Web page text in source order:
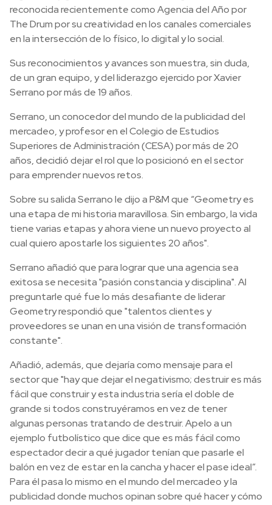
reconocida recientemente como Agencia del Año por
The Drum por su creatividad en los canales comerciales
en la intersección de lo físico, lo digital y lo social.
Sus reconocimientos y avances son muestra, sin duda,
de un gran equipo, y del liderazgo ejercido por Xavier
Serrano por más de 19 años.
Serrano, un conocedor del mundo de la publicidad del
mercadeo, y profesor en el Colegio de Estudios
Superiores de Administración (CESA) por más de 20
años, decidió dejar el rol que lo posicionó en el sector
para emprender nuevos retos.
Sobre su salida Serrano le dijo a P&M que “Geometry es
una etapa de mi historia maravillosa. Sin embargo, la vida
tiene varias etapas y ahora viene un nuevo proyecto al
cual quiero apostarle los siguientes 20 años".
Serrano añadió que para lograr que una agencia sea
exitosa se necesita "pasión constancia y disciplina". Al
preguntarle qué fue lo más desafiante de liderar
Geometry respondió que "talentos clientes y
proveedores se unan en una visión de transformación
constante".
Añadió, además, que dejaría como mensaje para el
sector que "hay que dejar el negativismo; destruir es más
fácil que construir y esta industria sería el doble de
grande si todos construyéramos en vez de tener
algunas personas tratando de destruir. Apelo a un
ejemplo futbolístico que dice que es más fácil como
espectador decir a qué jugador tenían que pasarle el
balón en vez de estar en la cancha y hacer el pase ideal”.
Para él pasa lo mismo en el mundo del mercadeo y la
publicidad donde muchos opinan sobre qué hacer y cómo